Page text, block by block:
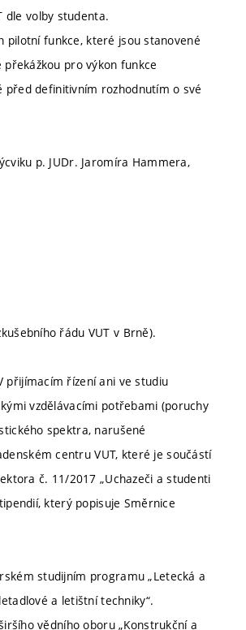
dle volby studenta.
pilotní funkce, které jsou stanovené
pro výkon funkce
před definitivním rozhodnutím o své
p. JUDr. Jaromíra Hammera,
řádu VUT v Brně).
přijímacím řízení ani ve studiu
vzdělávacími potřebami (poruchy
spektra, narušené
centru VUT, které je součástí
č. 11/2017 „Uchazeči a studenti
který popisuje Směrnice
studijním programu „Letecká a
a letištní techniky“.
vědního oboru „Konstrukční a